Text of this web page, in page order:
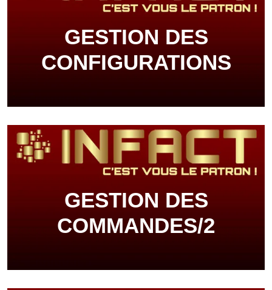
GESTION DES
CONFIGURATIONS
GESTION DES
COMMANDES/2